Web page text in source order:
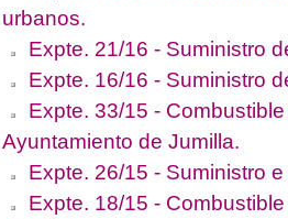
urbanos.
Expte. 21/16 - Suministro
Expte. 16/16 - Suministro
Expte. 33/15 -
Ayuntamiento de Jumilla.
Expte. 26/15 - Suministro
Expte. 18/15 -